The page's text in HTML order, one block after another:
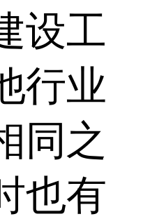
设工
行业
同之
也有